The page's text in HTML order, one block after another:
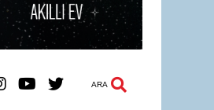
ARA